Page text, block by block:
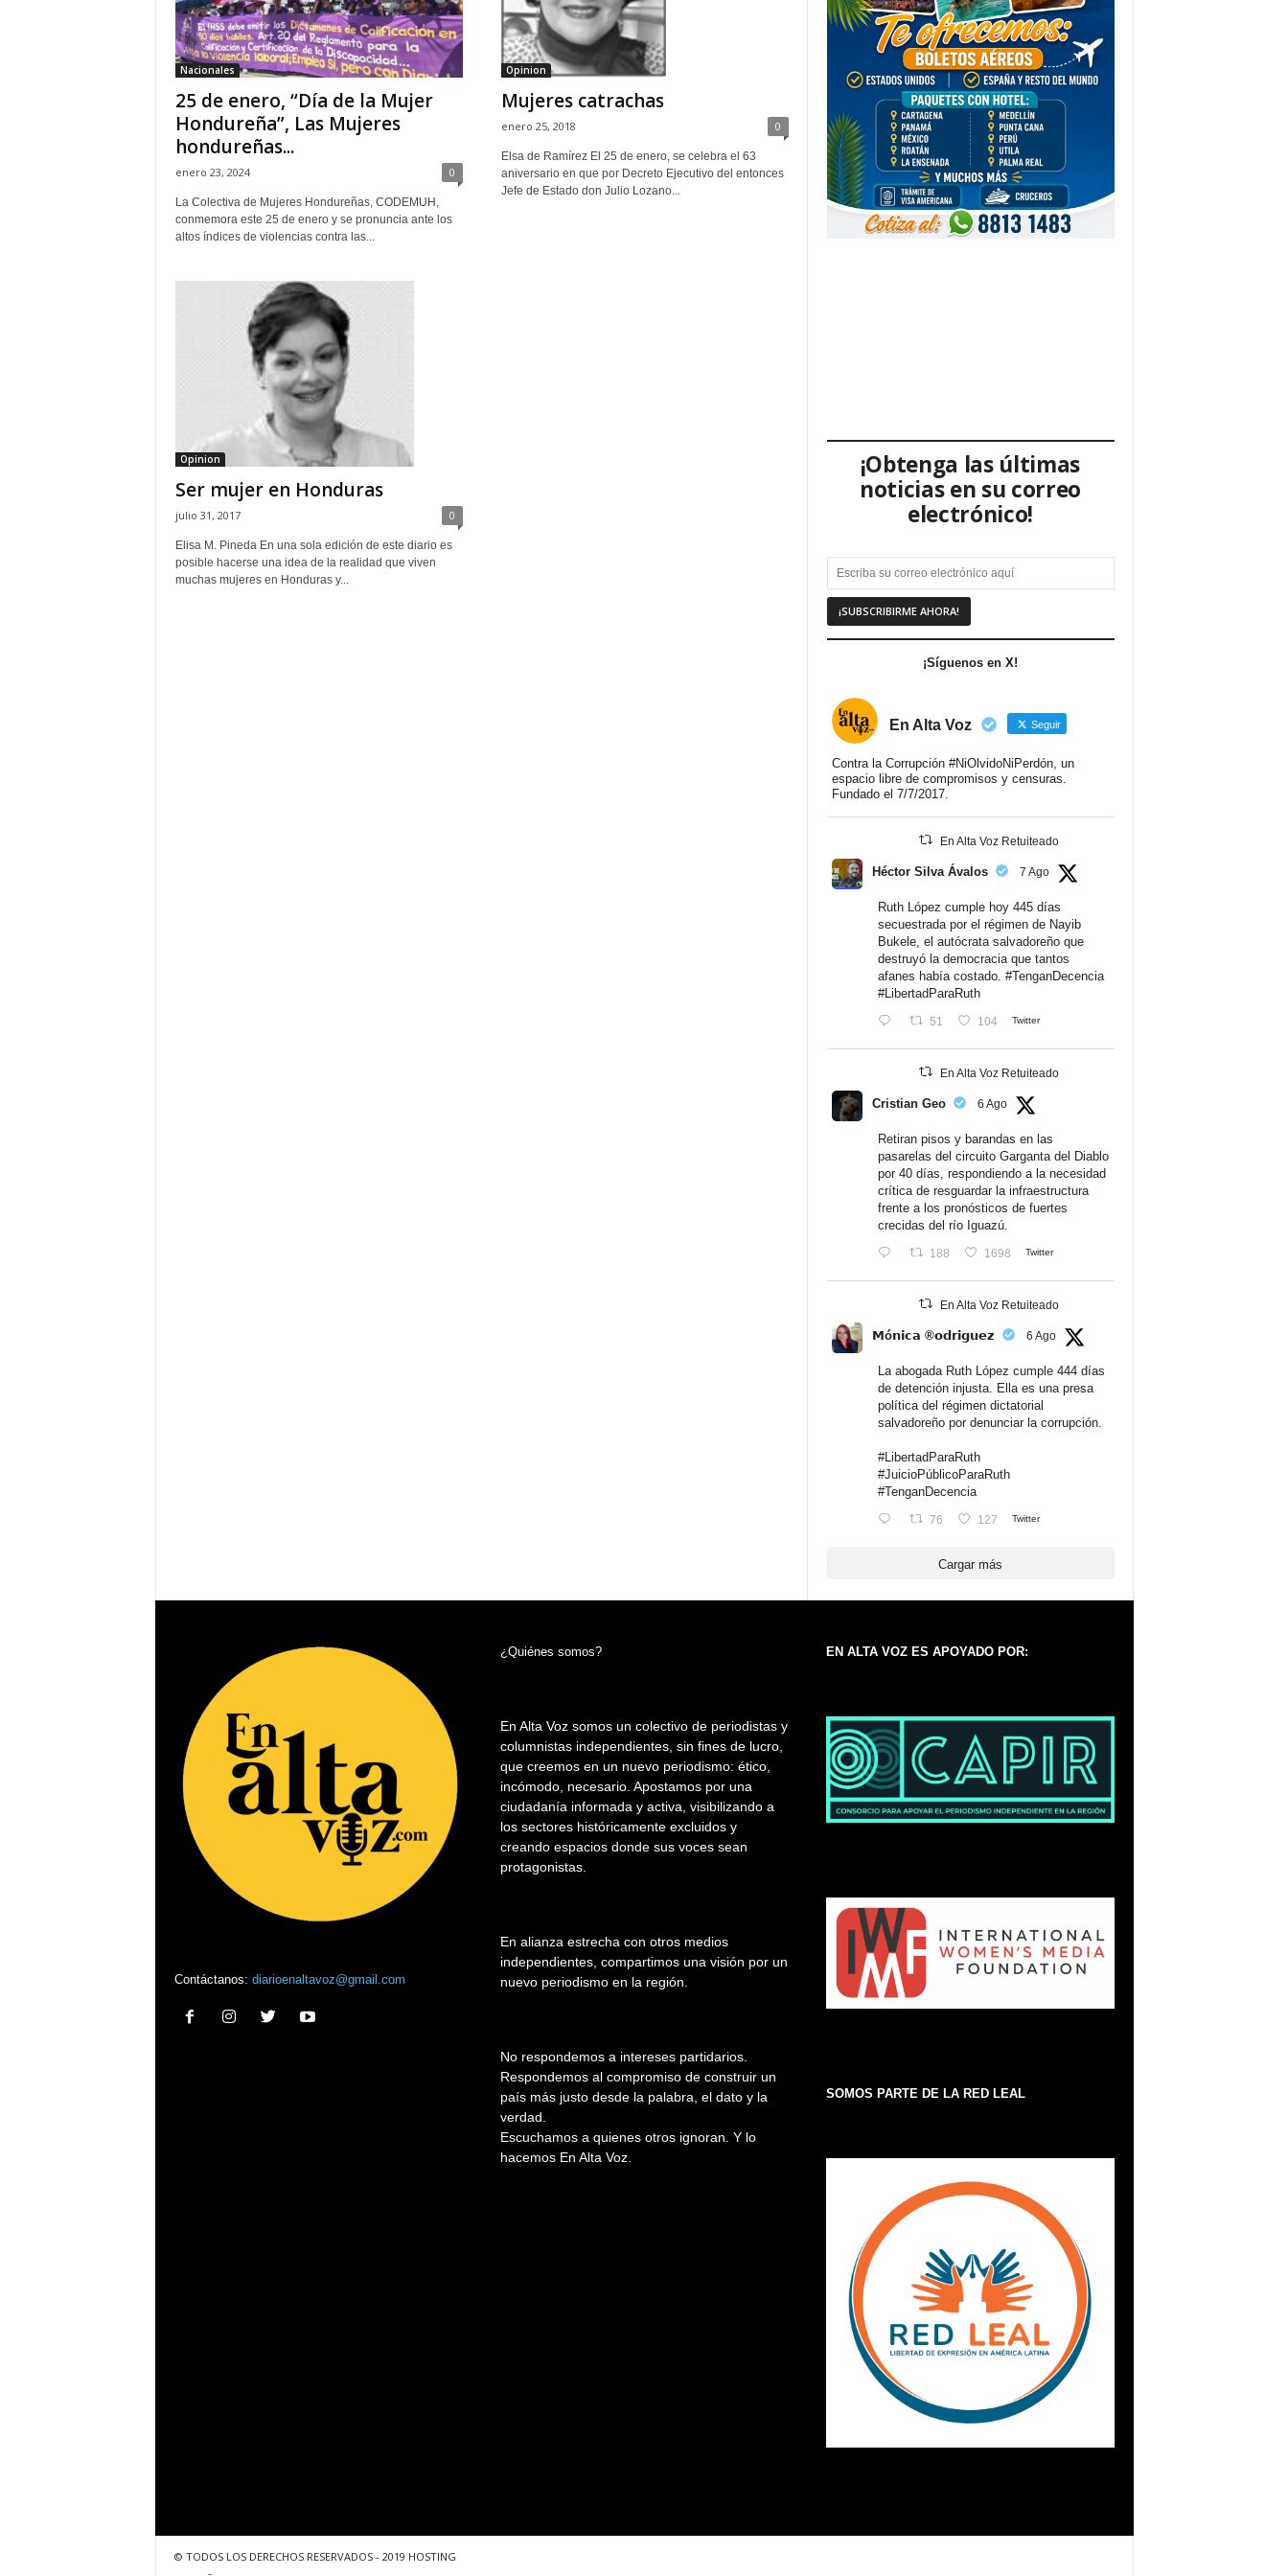
Nacionales
25 de enero, “Día de la Mujer
Hondureña”, Las Mujeres
hondureñas...
enero 23, 2024 0
La Colectiva de Mujeres Hondureñas, CODEMUH,
conmemora este 25 de enero y se pronuncia ante los
altos índices de violencias contra las...
Opinion
Mujeres catrachas
enero 25, 2018 0
Elsa de Ramírez El 25 de enero, se celebra el 63
aniversario en que por Decreto Ejecutivo del entonces
Jefe de Estado don Julio Lozano...
Opinion
Ser mujer en Honduras
julio 31, 2017 0
Elisa M. Pineda En una sola edición de este diario es
posible hacerse una idea de la realidad que viven
muchas mujeres en Honduras y...
¡Obtenga las últimas
noticias en su correo
electrónico!
¡Síguenos en X!
En Alta Voz Seguir
Contra la Corrupción #NiOlvidoNiPerdón, un
espacio libre de compromisos y censuras.
Fundado el 7/7/2017.
En Alta Voz Retuiteado
Héctor Silva Ávalos 7 Ago
Ruth López cumple hoy 445 días
secuestrada por el régimen de Nayib
Bukele, el autócrata salvadoreño que
destruyó la democracia que tantos
afanes había costado. #TenganDecencia
#LibertadParaRuth
51 104 Twitter
En Alta Voz Retuiteado
Cristian Geo 6 Ago
Retiran pisos y barandas en las
pasarelas del circuito Garganta del Diablo
por 40 días, respondiendo a la necesidad
crítica de resguardar la infraestructura
frente a los pronósticos de fuertes
crecidas del río Iguazú.
188 1698 Twitter
En Alta Voz Retuiteado
𝗠ó𝗻𝗶𝗰𝗮 ®𝗼𝗱𝗿𝗶𝗴𝘂𝗲𝘇 6 Ago
La abogada Ruth López cumple 444 días
de detención injusta. Ella es una presa
política del régimen dictatorial
salvadoreño por denunciar la corrupción.
#LibertadParaRuth
#JuicioPúblicoParaRuth
#TenganDecencia
76 127 Twitter
Cargar más
Contáctanos: diarioenaltavoz@gmail.com
¿Quiénes somos?
En Alta Voz somos un colectivo de periodistas y
columnistas independientes, sin fines de lucro,
que creemos en un nuevo periodismo: ético,
incómodo, necesario. Apostamos por una
ciudadanía informada y activa, visibilizando a
los sectores históricamente excluidos y
creando espacios donde sus voces sean
protagonistas.
En alianza estrecha con otros medios
independientes, compartimos una visión por un
nuevo periodismo en la región.
No respondemos a intereses partidarios.
Respondemos al compromiso de construir un
país más justo desde la palabra, el dato y la
verdad.
Escuchamos a quienes otros ignoran. Y lo
hacemos En Alta Voz.
EN ALTA VOZ ES APOYADO POR:
SOMOS PARTE DE LA RED LEAL
© TODOS LOS DERECHOS RESERVADOS - 2019 HOSTING